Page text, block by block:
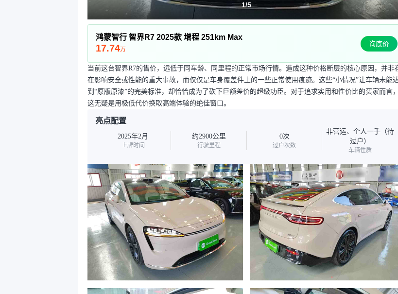
1/5
鸿蒙智行 智界R7 2025款 增程 251km Max
17.74万
询底价
当前这台智界R7的售价，远低于同车龄、同里程的正常市场行情。造成这种价格断层的核心原因，并非
在影响安全或性能的重大事故，而仅仅是车身覆盖件上的一些正常使用痕迹。这些“小情况”让车辆未能
到“原版原漆”的完美标准，却恰恰成为了砍下巨额差价的超级功臣。对于追求实用和性价比的买家而言，
这无疑是用极低代价换取高端体验的绝佳窗口。
亮点配置
2025年2月
上牌时间
约2900公里
行驶里程
0次
过户次数
非营运、个人一手（待
过户）
车辆性质